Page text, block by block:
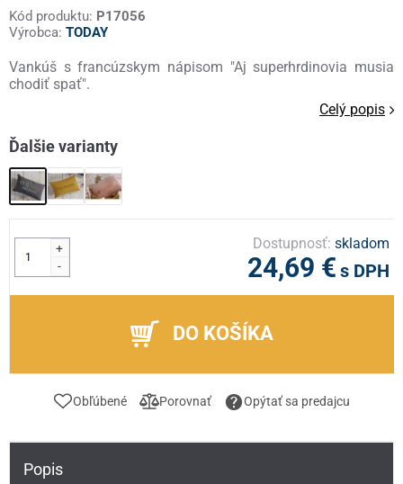
Kód produktu: P17056
Výrobca: TODAY
Vankúš s francúzskym nápisom "Aj superhrdinovia musia
chodiť spať".
Celý popis
Ďalšie varianty
+
-
Dostupnosť:skladom
24,69 € s DPH
DO KOŠÍKA
Obľúbené Porovnať Opýtať sa predajcu
Popis